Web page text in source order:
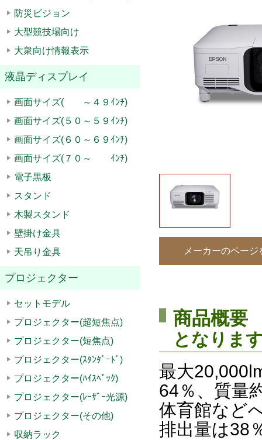
メーカーのページ
商品概要
となりま
最大
64％、質量
体育館など
排出量は38
防災ビジョン
大型競技場向け
大衆向け情報表示
液晶ディスプレイ
画面サイズ( ～４９ｲﾝﾁ)
画面サイズ(５０～５９ｲﾝﾁ)
画面サイズ(６０～６９ｲﾝﾁ)
画面サイズ(７０～ ｲﾝﾁ)
電子黒板
スタンド
木製スタンド
壁掛け金具
天吊り金具
プロジェクター
セットモデル
プロジェクター(超短焦点)
プロジェクター(短焦点)
プロジェクター(ｽﾀﾝﾀﾞｰﾄﾞ)
プロジェクター(ﾊｲｽﾍﾟｯｸ)
プロジェクター(ﾚｰｻﾞｰ光源)
プロジェクター(その他)
収納ラック